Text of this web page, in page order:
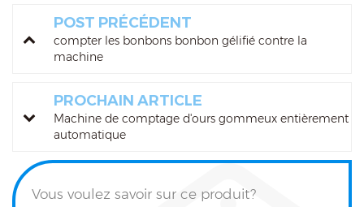
POST PRÉCÉDENT
compter les bonbons bonbon gélifié contre la
machine
PROCHAIN ARTICLE
Machine de comptage d'ours gommeux entièrement
automatique
Vous voulez savoir sur ce produit?